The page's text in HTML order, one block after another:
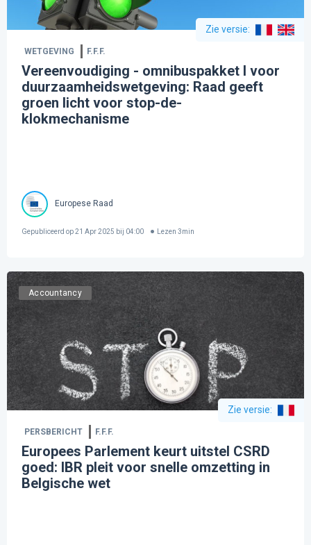
Zie versie:
WETGEVING F.F.F.
Vereenvoudiging - omnibuspakket I voor
duurzaamheidswetgeving: Raad geeft
groen licht voor stop-de-
klokmechanisme
Europese Raad
Gepubliceerd op21 Apr 2025 bij 04:00 Lezen 3min
Accountancy
Zie versie:
PERSBERICHT F.F.F.
Europees Parlement keurt uitstel CSRD
goed: IBR pleit voor snelle omzetting in
Belgische wet